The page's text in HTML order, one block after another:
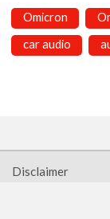
Omicron
car audio
Disclaimer